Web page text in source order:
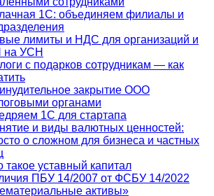
1С: объединяем филиалы и
лимиты и НДС для организаций и
на УСН
с подарков сотрудникам — как
закрытие ООО
органами
1С для стартапа
и виды валютных ценностей:
о сложном для бизнеса и частных
такое уставный капитал
ПБУ 14/2007 от ФСБУ 14/2022
активы»